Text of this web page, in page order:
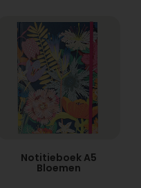
Notitieboek A5
Bloemen